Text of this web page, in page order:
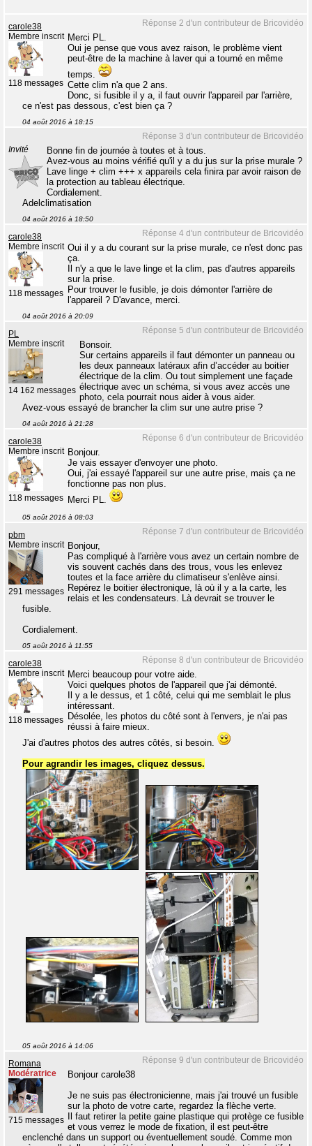
Réponse 2 d'un contributeur de Bricovidéo
carole38
Membre inscrit
118 messages
Merci PL.
Oui je pense que vous avez raison, le problème vient
peut-être de la machine à laver qui a tourné en même
temps.
Cette clim n'a que 2 ans.
Donc, si fusible il y a, il faut ouvrir l'appareil par l'arrière,
ce n'est pas dessous, c'est bien ça ?
04 août 2016 à 18:15
Réponse 3 d'un contributeur de Bricovidéo
Invité
Bonne fin de journée à toutes et à tous.
Avez-vous au moins vérifié qu'il y a du jus sur la prise murale ?
Lave linge + clim +++ x appareils cela finira par avoir raison de
la protection au tableau électrique.
Cordialement.
Adelclimatisation
04 août 2016 à 18:50
Réponse 4 d'un contributeur de Bricovidéo
carole38
Membre inscrit
118 messages
Oui il y a du courant sur la prise murale, ce n'est donc pas
ça.
Il n'y a que le lave linge et la clim, pas d'autres appareils
sur la prise.
Pour trouver le fusible, je dois démonter l'arrière de
l'appareil ? D'avance, merci.
04 août 2016 à 20:09
Réponse 5 d'un contributeur de Bricovidéo
PL
Membre inscrit
14 162 messages
Bonsoir.
Sur certains appareils il faut démonter un panneau ou
les deux panneaux latéraux afin d’accéder au boitier
électrique de la clim. Ou tout simplement une façade
électrique avec un schéma, si vous avez accès une
photo, cela pourrait nous aider à vous aider.
Avez-vous essayé de brancher la clim sur une autre prise ?
04 août 2016 à 21:28
Réponse 6 d'un contributeur de Bricovidéo
carole38
Membre inscrit
118 messages
Bonjour.
Je vais essayer d'envoyer une photo.
Oui, j'ai essayé l'appareil sur une autre prise, mais ça ne
fonctionne pas non plus.
Merci PL.
05 août 2016 à 08:03
Réponse 7 d'un contributeur de Bricovidéo
pbm
Membre inscrit
291 messages
Bonjour,
Pas compliqué à l'arrière vous avez un certain nombre de
vis souvent cachés dans des trous, vous les enlevez
toutes et la face arrière du climatiseur s'enlève ainsi.
Repérez le boitier électronique, là où il y a la carte, les
relais et les condensateurs. Là devrait se trouver le
fusible.
Cordialement.
05 août 2016 à 11:55
Réponse 8 d'un contributeur de Bricovidéo
carole38
Membre inscrit
118 messages
Merci beaucoup pour votre aide.
Voici quelques photos de l'appareil que j'ai démonté.
Il y a le dessus, et 1 côté, celui qui me semblait le plus
intéressant.
Désolée, les photos du côté sont à l'envers, je n'ai pas
réussi à faire mieux.
J'ai d'autres photos des autres côtés, si besoin.
Pour agrandir les images, cliquez dessus.
05 août 2016 à 14:06
Réponse 9 d'un contributeur de Bricovidéo
Romana
Modératrice
715 messages
Bonjour carole38
Je ne suis pas électronicienne, mais j'ai trouvé un fusible
sur la photo de votre carte, regardez la flèche verte.
Il faut retirer la petite gaine plastique qui protège ce fusible
et vous verrez le mode de fixation, il est peut-être
enclenché dans un support ou éventuellement soudé. Comme mon